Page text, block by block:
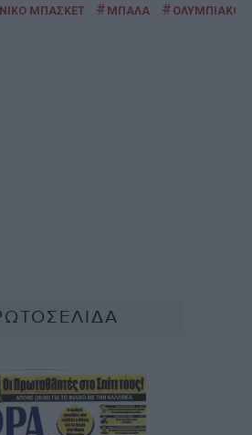
ΜΠΑΣΚΕΤ # ΜΠΑΛΑ # ΟΛΥΜΠΙΑΚΟΣ